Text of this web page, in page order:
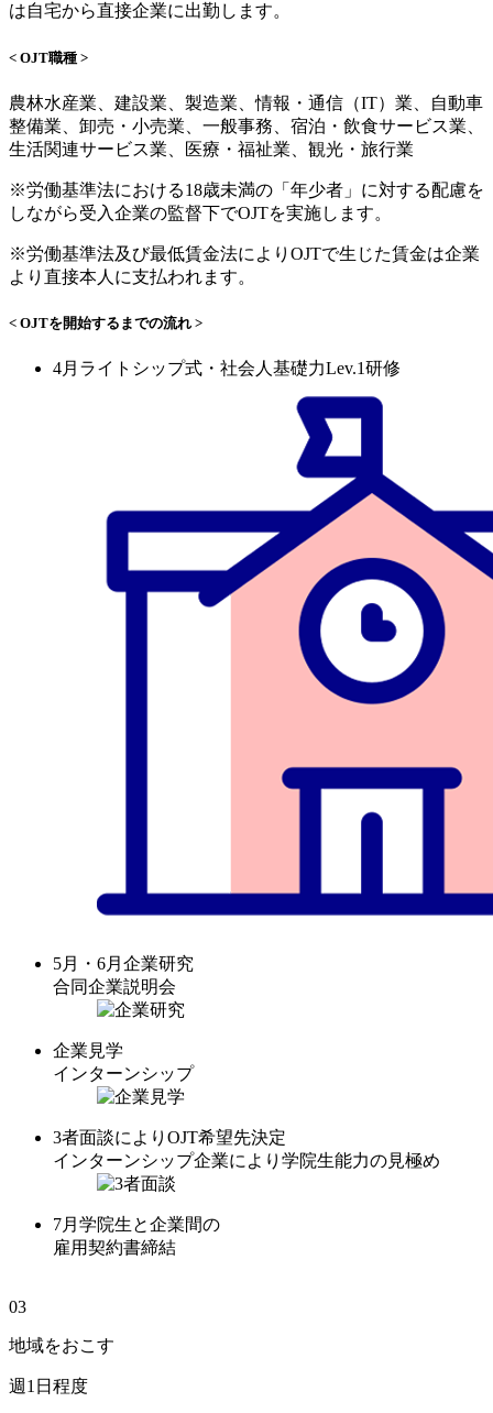
は自宅から直接企業に出勤します。
< OJT職種 >
農林水産業、建設業、製造業、情報・通信（IT）業、自動車
整備業、卸売・小売業、一般事務、宿泊・飲食サービス業、
生活関連サービス業、医療・福祉業、観光・旅行業
※労働基準法における18歳未満の「年少者」に対する配慮を
しながら受入企業の監督下でOJTを実施します。
※労働基準法及び最低賃金法によりOJTで生じた賃金は企業
より直接本人に支払われます。
< OJTを開始するまでの流れ >
4月 ライトシップ式・社会人基礎力Lev.1研修
5月・6月 企業研究
合同企業説明会
企業見学
インターンシップ
3者面談によりOJT希望先決定
インターンシップ企業により学院生能力の見極め
7月 学院生と企業間の
雇用契約書締結
03
地域をおこす
週1日程度